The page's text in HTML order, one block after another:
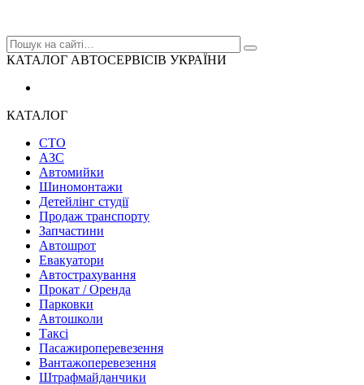
КАТАЛОГ АВТОСЕРВІСІВ УКРАЇНИ
КАТАЛОГ
СТО
АЗС
Автомийки
Шиномонтажи
Детейлінг студії
Продаж транспорту
Запчастини
Автошрот
Евакуатори
Автострахування
Прокат / Оренда
Парковки
Автошколи
Таксі
Пасажироперевезення
Вантажоперевезення
Штрафмайданчики